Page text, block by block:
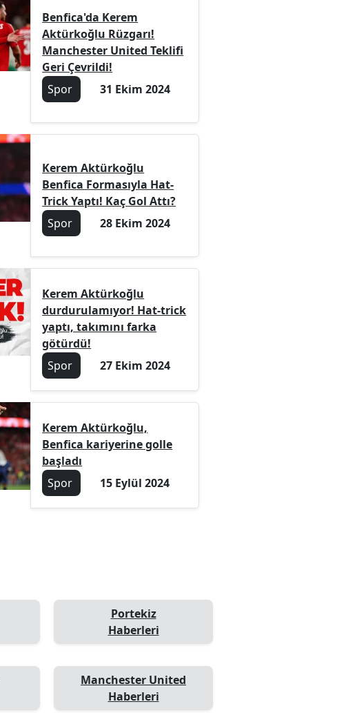
Benfica'da Kerem
Aktürkoğlu Rüzgarı!
Manchester United Teklifi
Geri Çevrildi!
Spor
31 Ekim 2024
Kerem Aktürkoğlu
Benfica Formasıyla Hat-
Trick Yaptı! Kaç Gol Attı?
Spor
28 Ekim 2024
Kerem Aktürkoğlu
durdurulamıyor! Hat-trick
yaptı, takımını farka
götürdü!
Spor
27 Ekim 2024
Kerem Aktürkoğlu,
Benfica kariyerine golle
başladı
Spor
15 Eylül 2024
Portekiz
Haberleri
Manchester United
Haberleri